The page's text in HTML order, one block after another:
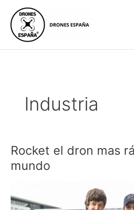
contenido
Industria
Rocket el dron mas
mundo
Rocket
dron
del